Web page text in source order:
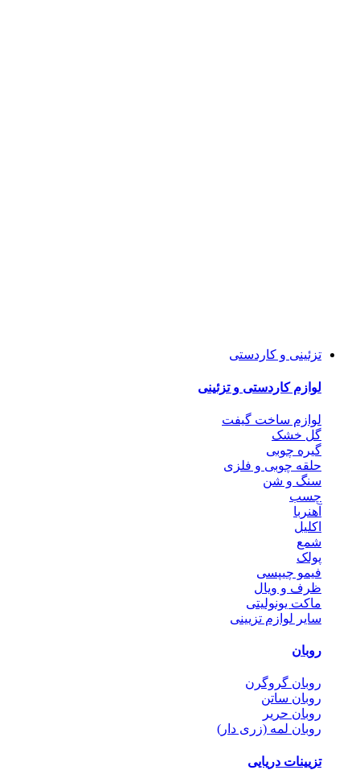
تزئینی و کاردستی
لوازم کاردستی و تزئینی
لوازم ساخت گیفت
گل خشک
گیره چوبی
حلقه چوبی و فلزی
سنگ و شن
چسب
آهنربا
اکلیل
شمع
پولک
فیمو چیپسی
ظرف و ویال
ماکت یونولیتی
سایر لوازم تزیینی
روبان
روبان گروگرن
روبان ساتن
روبان حریر
روبان لمه (زری دار)
تزیینات دریایی